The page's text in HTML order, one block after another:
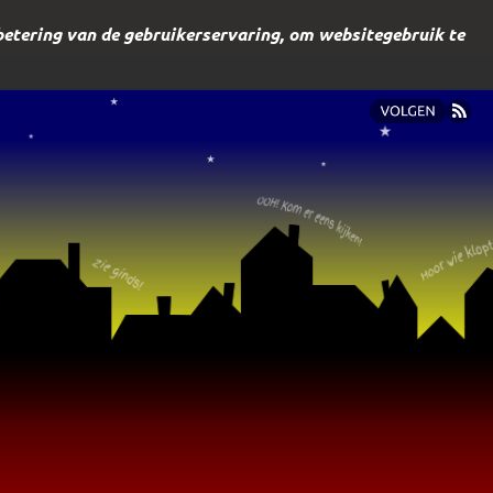
van de gebruikerservaring, om websitegebruik te